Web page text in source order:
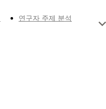
연구자 주제 분석